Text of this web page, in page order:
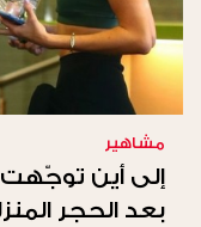
مشاهير
إلى أين توجّهت
بعد الحجر